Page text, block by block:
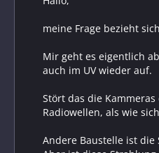
meine Frage bezieht
Mir geht es eigentlich
auch im UV wieder auf.
Stört das die
Radiowellen, als wie
Andere Baustelle ist